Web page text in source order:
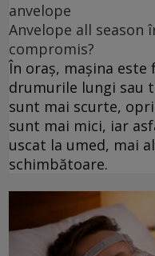
anvelope
Anvelope all season
compromis?
În oraș, mașina
drumurile lungi sau
sunt mai scurte,
sunt mai mici, iar
uscat la umed, mai
schimbătoare.